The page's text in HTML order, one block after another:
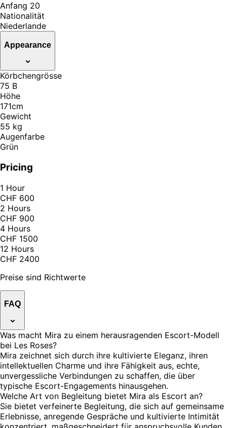
Anfang 20
Nationalität
Niederlande
Appearance
Körbchengrösse
75 B
Höhe
171cm
Gewicht
55 kg
Augenfarbe
Grün
Pricing
1 Hour
CHF 600
2 Hours
CHF 900
4 Hours
CHF 1500
12 Hours
CHF 2400
Preise sind Richtwerte
FAQ
Was macht Mira zu einem herausragenden Escort-Modell
bei Les Roses?
Mira zeichnet sich durch ihre kultivierte Eleganz, ihren
intellektuellen Charme und ihre Fähigkeit aus, echte,
unvergessliche Verbindungen zu schaffen, die über
typische Escort-Engagements hinausgehen.
Welche Art von Begleitung bietet Mira als Escort an?
Sie bietet verfeinerte Begleitung, die sich auf gemeinsame
Erlebnisse, anregende Gespräche und kultivierte Intimität